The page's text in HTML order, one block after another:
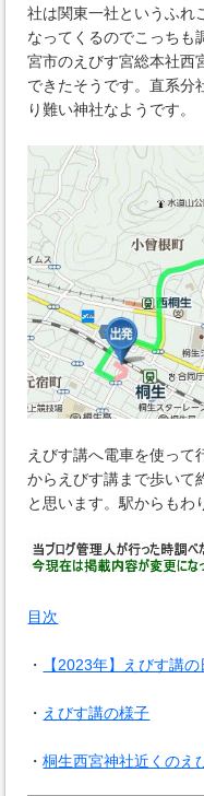
社は関東一社というふれ
なってくるのでこっちも
宮市のえびす宮総本社西
できたそうです。直系分
り難い神社なようです。
えびす講へ電車を使って
からえびす講まで歩いて
と思います。駅からもわ
目次
・ 【2023年】えびす講の
・ えびす講の様子
・桐生西宮神社近くのえ